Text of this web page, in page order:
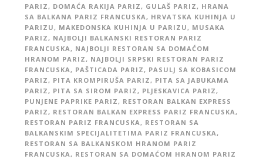
PARIZ, DOMAĆA RAKIJA PARIZ, GULAŠ PARIZ, HRANA
SA BALKANA PARIZ FRANCUSKA, HRVATSKA KUHINJA U
PARIZU, MAKEDONSKA KUHINJA U PARIZU, MUSAKA
PARIZ, NAJBOLJI BALKANSKI RESTORAN PARIZ
FRANCUSKA, NAJBOLJI RESTORAN SA DOMAĆOM
HRANOM PARIZ, NAJBOLJI SRPSKI RESTORAN PARIZ
FRANCUSKA, PAŠTICADA PARIZ, PASULJ SA KOBASICOM
PARIZ, PITA KROMPIRUŠA PARIZ, PITA SA JABUKAMA
PARIZ, PITA SA SIROM PARIZ, PLJESKAVICA PARIZ,
PUNJENE PAPRIKE PARIZ, RESTORAN BALKAN EXPRESS
PARIZ, RESTORAN BALKAN EXPRESS PARIZ FRANCUSKA,
RESTORAN PARIZ FRANCUSKA, RESTORAN SA
BALKANSKIM SPECIJALITETIMA PARIZ FRANCUSKA,
RESTORAN SA BALKANSKOM HRANOM PARIZ
FRANCUSKA, RESTORAN SA DOMAĆOM HRANOM PARIZ